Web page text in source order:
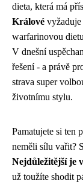
dieta, která má
Králové
warfarinovou
V dnešní
řešení - a právě
strava super
životnímu stylu.
Pamatujete si ten
neměli sílu vařit?
Nejdůležitější je
už toužíte shodit